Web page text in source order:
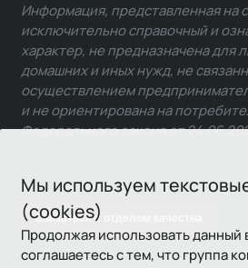
Мы используем
(cookies)
Продолжая использовать данный
соглашаетесь с тем, что группа
Связаться с отделом качества
Информация, представленная на
исключительно справочный и
характер, не предназначена для
домашних и иных нужд, не
осуществлением
и не ориентирована на
Федерального закона от